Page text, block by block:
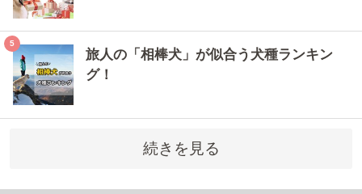
旅人の「相棒犬」が似合う犬種ランキン
グ！
続きを見る